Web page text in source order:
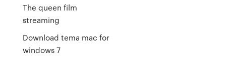
The queen film
streaming
Download tema mac for
windows 7